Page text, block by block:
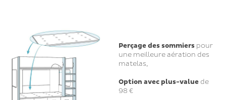
Perçage des sommiers pour
une meilleure aération des
matelas,
Option avec plus-valuede
98 €